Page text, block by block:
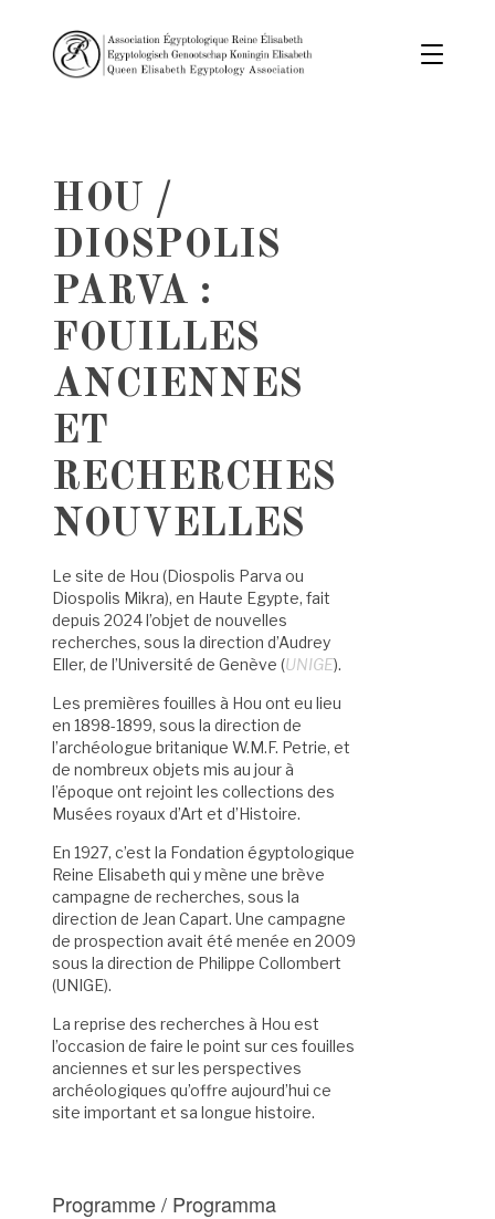
HOU /
DIOSPOLIS
PARVA :
FOUILLES
ANCIENNES
ET
RECHERCHES
NOUVELLES
Le site de Hou (Diospolis Parva ou
Diospolis Mikra), en Haute Egypte, fait
depuis 2024 l’objet de nouvelles
recherches, sous la direction d’Audrey
Eller, de l’Université de Genève (UNIGE).
Les premières fouilles à Hou ont eu lieu
en 1898-1899, sous la direction de
l’archéologue britanique W.M.F. Petrie, et
de nombreux objets mis au jour à
l’époque ont rejoint les collections des
Musées royaux d’Art et d’Histoire.
En 1927, c’est la Fondation égyptologique
Reine Elisabeth qui y mène une brève
campagne de recherches, sous la
direction de Jean Capart. Une campagne
de prospection avait été menée en 2009
sous la direction de Philippe Collombert
(UNIGE).
La reprise des recherches à Hou est
l’occasion de faire le point sur ces fouilles
anciennes et sur les perspectives
archéologiques qu’offre aujourd’hui ce
site important et sa longue histoire.
Programme / Programma